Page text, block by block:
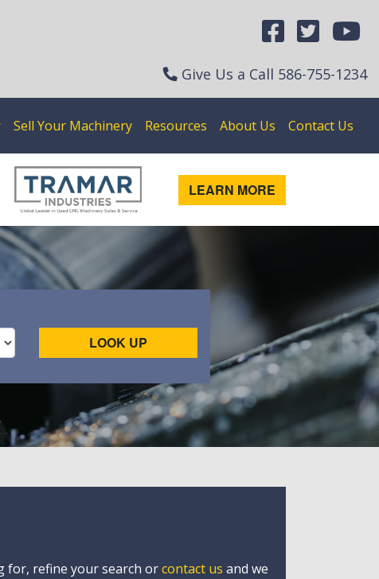
Give Us a Call 586-755-1234
Sell Your Machinery Resources About Us Contact Us
LEARN MORE
LOOK UP
for, refine your search orcontact us and we